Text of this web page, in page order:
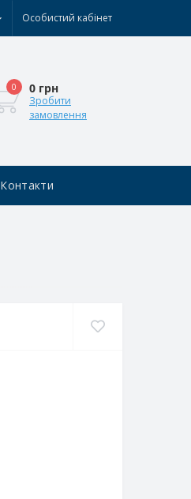
Особистий кабінет
0 0 грн
Зробити
замовлення
Контакти